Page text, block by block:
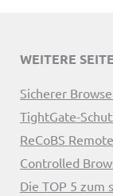
WEITERE
Sicherer
TightGate-
ReCoBS Remote
Controlled
Die TOP 5 zum